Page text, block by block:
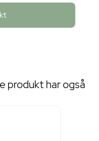
produkt har også